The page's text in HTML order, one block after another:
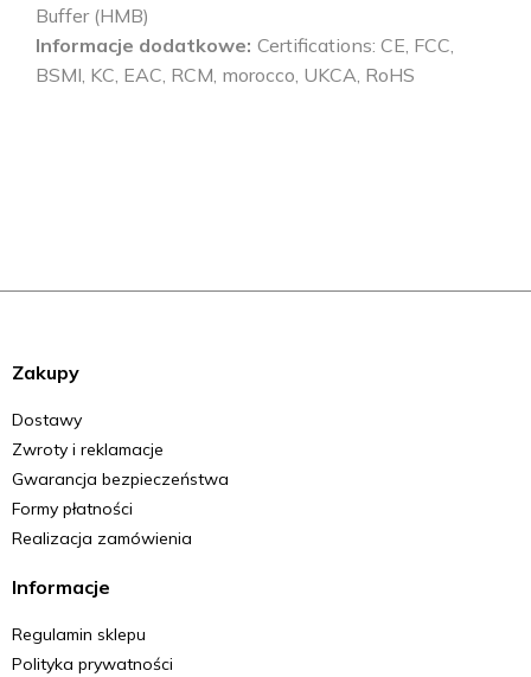
Buffer (HMB)
Informacje dodatkowe Certifications: CE, FCC,
BSMI, KC, EAC, RCM, morocco, UKCA, RoHS
Zakupy
Dostawy
Zwroty i reklamacje
Gwarancja bezpieczeństwa
Formy płatności
Realizacja zamówienia
Informacje
Regulamin sklepu
Polityka prywatności